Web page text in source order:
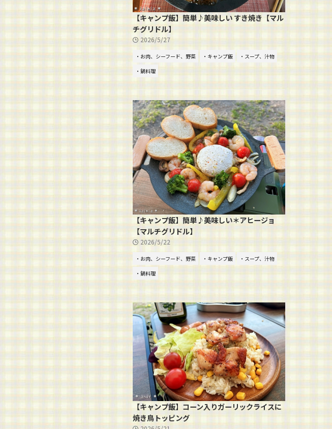
【キャンプ飯】簡単♪美味しい すき焼き【マル
チグリドル】
2026/5/27
・お肉、シーフード、野菜 ・キャンプ飯
・スープ、汁物
・鍋料理
【キャンプ飯】簡単♪美味しい＊アヒージョ
【マルチグリドル】
2026/5/22
・お肉、シーフード、野菜 ・キャンプ飯
・スープ、汁物
・鍋料理
【キャンプ飯】コーン入りガーリックライスに
焼き鳥トッピング